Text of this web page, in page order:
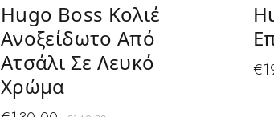
Hugo Boss Κολιέ
Ανοξείδωτο Από
Ατσάλι Σε Λευκό
Χρώμα
€